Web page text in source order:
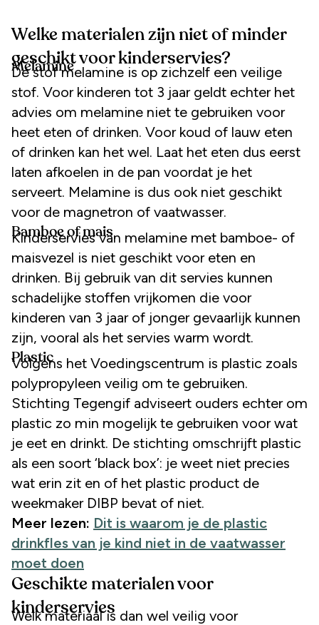
Welke materialen zijn niet of minder
geschikt voor kinderservies?
Melamine
De stof melamine is op zichzelf een veilige
stof. Voor kinderen tot 3 jaar geldt echter het
advies om melamine niet te gebruiken voor
heet eten of drinken. Voor koud of lauw eten
of drinken kan het wel. Laat het eten dus eerst
laten afkoelen in de pan voordat je het
serveert. Melamine is dus ook niet geschikt
voor de magnetron of vaatwasser.
Bamboe of mais
Kinderservies van melamine met bamboe- of
maisvezel is niet geschikt voor eten en
drinken. Bij gebruik van dit servies kunnen
schadelijke stoffen vrijkomen die voor
kinderen van 3 jaar of jonger gevaarlijk kunnen
zijn, vooral als het servies warm wordt.
Plastic
Volgens het Voedingscentrum is plastic zoals
polypropyleen veilig om te gebruiken.
Stichting Tegengif adviseert ouders echter om
plastic zo min mogelijk te gebruiken voor wat
je eet en drinkt. De stichting omschrijft plastic
als een soort ‘black box’: je weet niet precies
wat erin zit en of het plastic product de
weekmaker DIBP bevat of niet.
Meer lezen: Dit is waarom je de plastic
drinkfles van je kind niet in de vaatwasser
moet doen
Geschikte materialen voor
kinderservies
Welk materiaal is dan wel veilig voor